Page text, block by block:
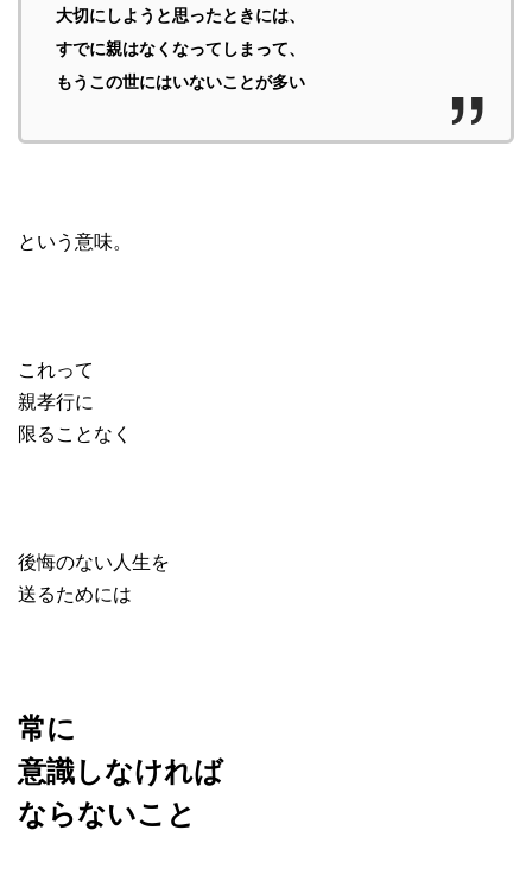
大切にしようと思ったときには、
すでに親はなくなってしまって、
もうこの世にはいないことが多い
という意味。
これって
親孝行に
限ることなく
後悔のない人生を
送るためには
常に
意識しなければ
ならないこと